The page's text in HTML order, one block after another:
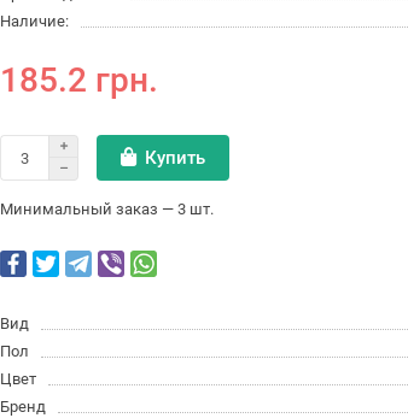
Наличие:
185.2 грн.
Купить
Минимальный заказ — 3 шт.
Вид
Пол
Цвет
Бренд